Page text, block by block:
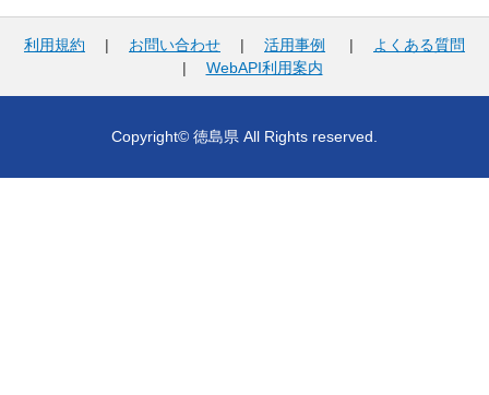
利用規約 | お問い合わせ | 活用事例 |
よくある質問
| WebAPI利用案内
Copyright© 徳島県 All Rights reserved.